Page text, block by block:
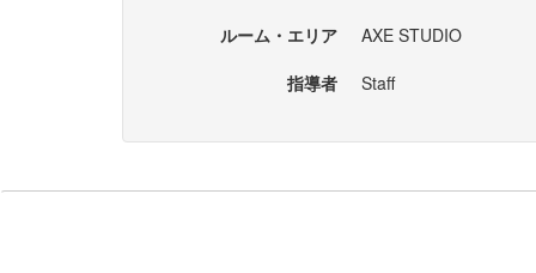
ルーム・エリア
AXE STUDIO
指導者
Staff